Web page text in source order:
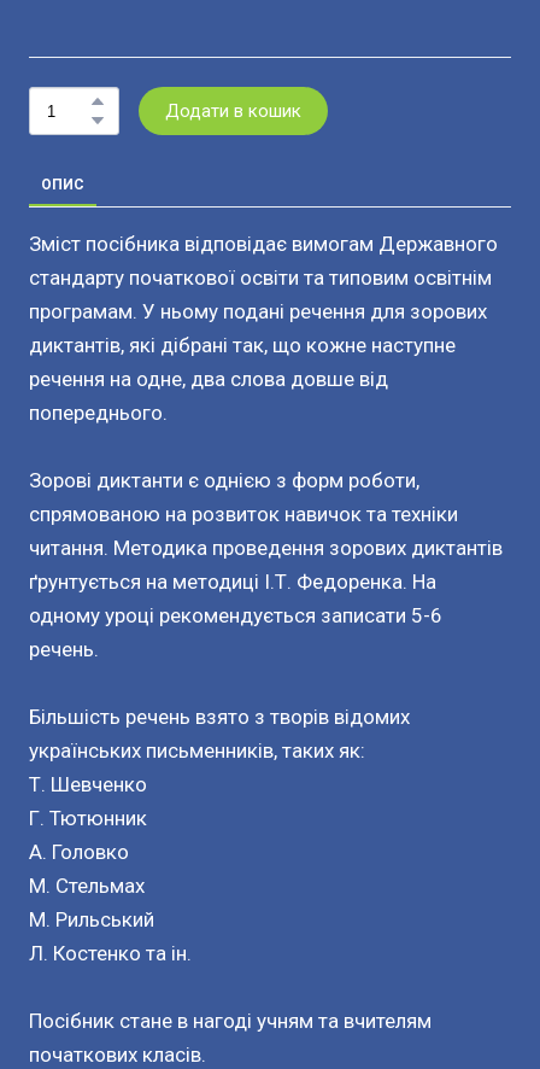
Додати в кошик
ОПИС
Зміст посібника відповідає вимогам Державного
стандарту початкової освіти та типовим освітнім
програмам. У ньому подані речення для зорових
диктантів, які дібрані так, що кожне наступне
речення на одне, два слова довше від
попереднього.
Зорові диктанти є однією з форм роботи,
спрямованою на розвиток навичок та техніки
читання. Методика проведення зорових диктантів
ґрунтується на методиці І.Т. Федоренка. На
одному уроці рекомендується записати 5-6
речень.
Більшість речень взято з творів відомих
українських письменників, таких як:
Т. Шевченко
Г. Тютюнник
А. Головко
М. Стельмах
М. Рильський
Л. Костенко та ін.
Посібник стане в нагоді учням та вчителям
початкових класів.